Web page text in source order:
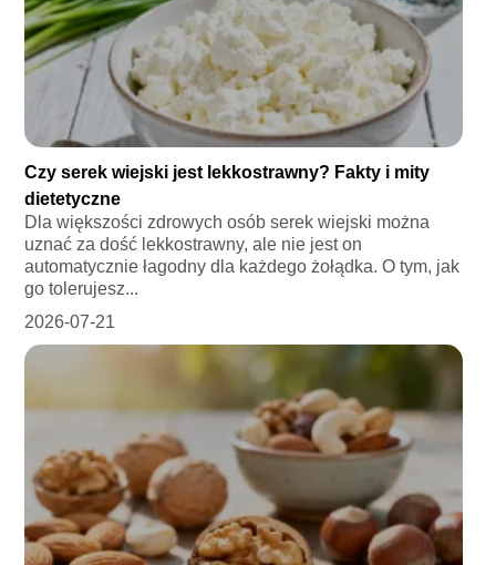
Czy serek wiejski jest lekkostrawny? Fakty i mity
dietetyczne
Dla większości zdrowych osób serek wiejski można
uznać za dość lekkostrawny, ale nie jest on
automatycznie łagodny dla każdego żołądka. O tym, jak
go tolerujesz...
2026-07-21